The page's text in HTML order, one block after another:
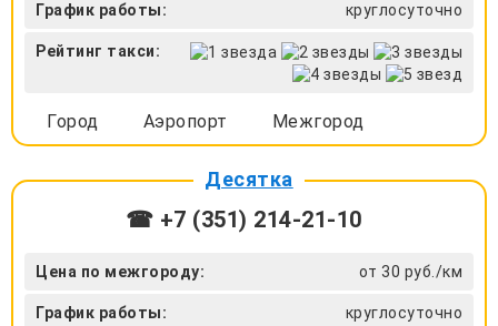
График работы: круглосуточно
Рейтинг такси:
Город Аэропорт Межгород
Десятка
☎ +7 (351) 214-21-10
Цена по межгороду: от 30 руб./км
График работы: круглосуточно